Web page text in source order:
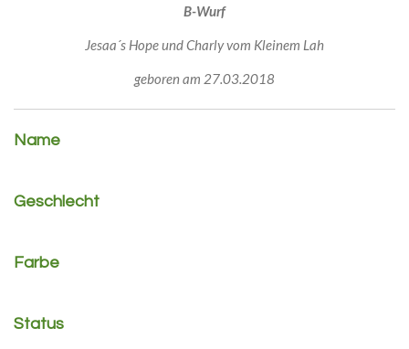
B-Wurf
Jesaa´s Hope und Charly vom Kleinem Lah
geboren am 27.03.2018
Name
Geschlecht
Farbe
Status